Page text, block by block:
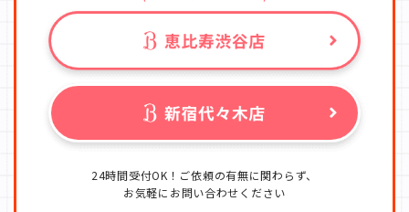
24時間受付OK！ご依頼の有無に関わらず、
お気軽にお問い合わせください